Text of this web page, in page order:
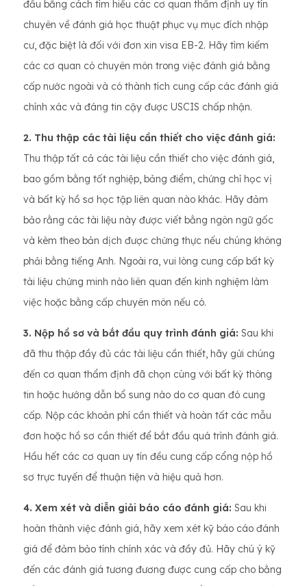
đầu bằng cách tìm hiểu các cơ quan thẩm định uy tín
chuyên về đánh giá học thuật phục vụ mục đích nhập
cư, đặc biệt là đối với đơn xin visa EB-2. Hãy tìm kiếm
các cơ quan có chuyên môn trong việc đánh giá bằng
cấp nước ngoài và có thành tích cung cấp các đánh giá
chính xác và đáng tin cậy được USCIS chấp nhận.
2. Thu thập các tài liệu cần thiết cho việc đánh giá:
Thu thập tất cả các tài liệu cần thiết cho việc đánh giá,
bao gồm bằng tốt nghiệp, bảng điểm, chứng chỉ học vị
và bất kỳ hồ sơ học tập liên quan nào khác. Hãy đảm
bảo rằng các tài liệu này được viết bằng ngôn ngữ gốc
và kèm theo bản dịch được chứng thực nếu chúng không
phải bằng tiếng Anh. Ngoài ra, vui lòng cung cấp bất kỳ
tài liệu chứng minh nào liên quan đến kinh nghiệm làm
việc hoặc bằng cấp chuyên môn nếu có.
3. Nộp hồ sơ và bắt đầu quy trình đánh giá: Sau khi
đã thu thập đầy đủ các tài liệu cần thiết, hãy gửi chúng
đến cơ quan thẩm định đã chọn cùng với bất kỳ thông
tin hoặc hướng dẫn bổ sung nào do cơ quan đó cung
cấp. Nộp các khoản phí cần thiết và hoàn tất các mẫu
đơn hoặc hồ sơ cần thiết để bắt đầu quá trình đánh giá.
Hầu hết các cơ quan uy tín đều cung cấp cổng nộp hồ
sơ trực tuyến để thuận tiện và hiệu quả hơn.
4. Xem xét và diễn giải báo cáo đánh giá: Sau khi
hoàn thành việc đánh giá, hãy xem xét kỹ báo cáo đánh
giá để đảm bảo tính chính xác và đầy đủ. Hãy chú ý kỹ
đến các đánh giá tương đương được cung cấp cho bằng